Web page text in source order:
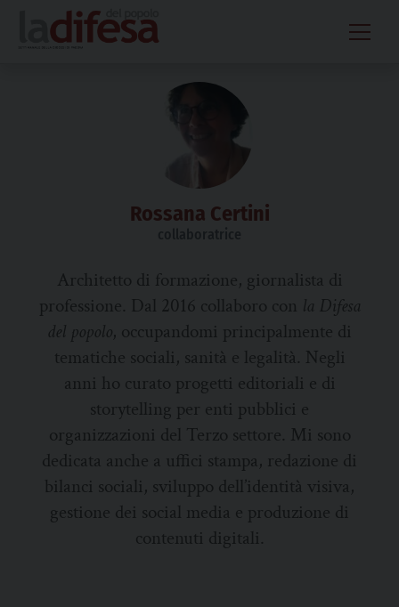
content
Rossana Certini
Architetto di formazione, giornalista di
professione. Dal 2016 collaboro con la Difesa
del popolo, occupandomi principalmente di
tematiche sociali, sanità e legalità. Negli
anni ho curato progetti editoriali e di
storytelling per enti pubblici e
organizzazioni del Terzo settore. Mi sono
dedicata anche a uffici stampa, redazione di
bilanci sociali, sviluppo dell’identità visiva,
gestione dei social media e produzione di
contenuti digitali.